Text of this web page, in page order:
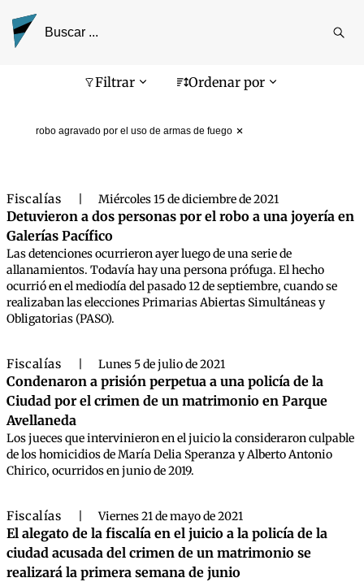
Filtrar Ordenar por
robo agravado por el uso de armas de fuego
Pantalla de búsqueda
Fiscalías Miércoles 15 de diciembre de 2021
Detuvieron a dos personas por el robo a una joyería en
Galerías Pacífico
Las detenciones ocurrieron ayer luego de una serie de
allanamientos. Todavía hay una persona prófuga. El hecho
ocurrió en el mediodía del pasado 12 de septiembre, cuando se
realizaban las elecciones Primarias Abiertas Simultáneas y
Obligatorias (PASO).
Fiscalías Lunes 5 de julio de 2021
Condenaron a prisión perpetua a una policía de la
Ciudad por el crimen de un matrimonio en Parque
Avellaneda
Los jueces que intervinieron en el juicio la consideraron culpable
de los homicidios de María Delia Speranza y Alberto Antonio
Chirico, ocurridos en junio de 2019.
Fiscalías Viernes 21 de mayo de 2021
El alegato de la fiscalía en el juicio a la policía de la
ciudad acusada del crimen de un matrimonio se
realizará la primera semana de junio